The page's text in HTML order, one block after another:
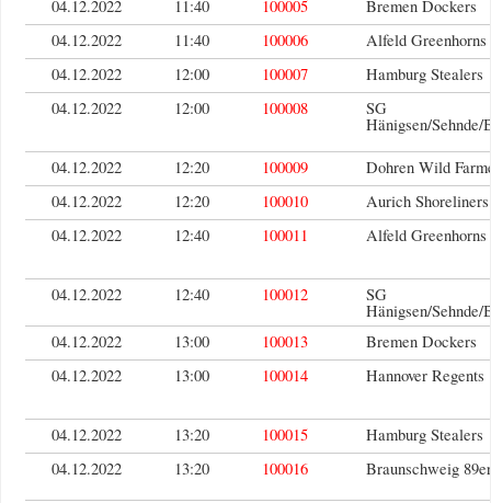
04.12.2022 11:40 100005
Bremen Dockers
04.12.2022
11:40 100006
Alfeld Greenhorns
04.12.2022
12:00 100007
Hamburg Stealers
04.12.2022
12:00 100008 SG
Hänigsen/Sehnde/
04.12.2022 12:20 100009
Dohren Wild
04.12.2022
12:20 100010
Aurich Shoreliners
04.12.2022
12:40 100011 Alfeld Greenhorns
04.12.2022 12:40 100012 SG
Hänigsen/Sehnde/
04.12.2022
13:00 100013
Bremen Dockers
04.12.2022
13:00 100014 Hannover Regents
04.12.2022 13:20 100015
Hamburg Stealers
04.12.2022
13:20 100016 Braunschweig